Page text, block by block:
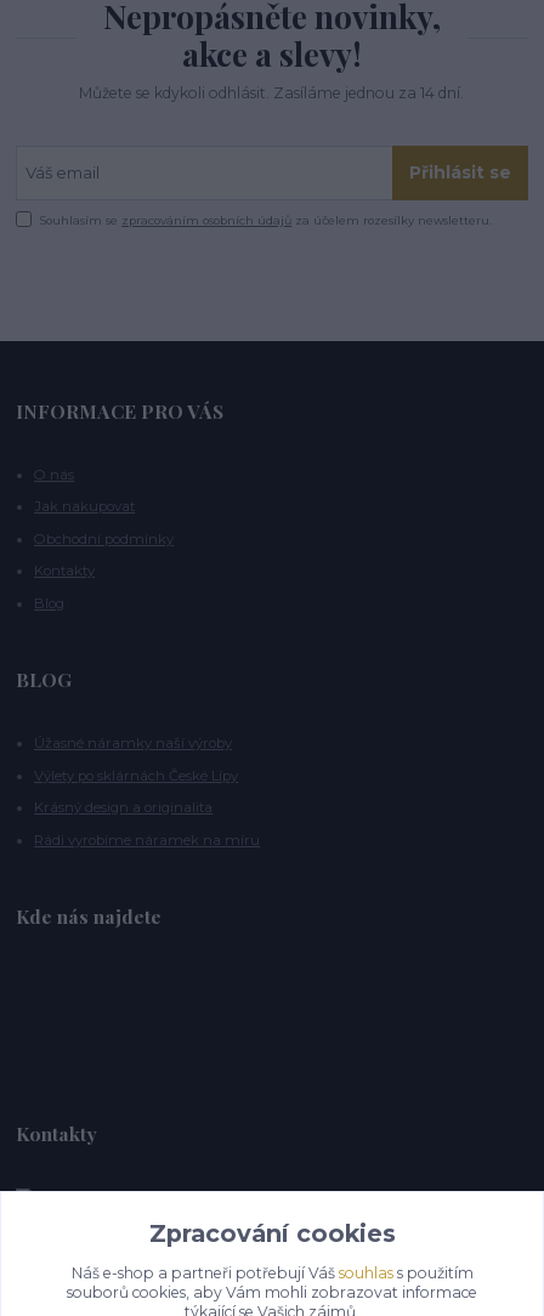
Nepropásněte novinky,
akce a slevy!
Můžete se kdykoli odhlásit. Zasíláme jednou za 14 dní.
Přihlásit se
Souhlasím se zpracováním osobních údajů za účelem rozesílky newsletteru.
INFORMACE PRO VÁS
O nás
Jak nakupovat
Obchodní podmínky
Kontakty
Blog
BLOG
Úžasné náramky naší výroby
Výlety po sklárnách České Lípy
Krásný design a originalita
Rádi vyrobíme náramek na míru
Kde nás najdete
Kontakty
Alebrije@alebrije.cz
Zpracování cookies
Náš e-shop a partneři potřebují Váš souhlass použitím
souborů cookies, aby Vám mohli zobrazovat informace
týkající se Vašich zájmů.